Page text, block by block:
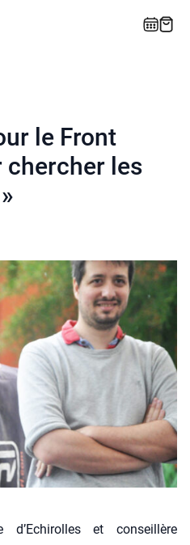
le Front
chercher les
d’Echirolles et conseillère